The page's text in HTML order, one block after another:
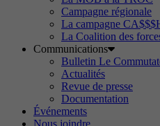
Campagne régionale
La campagne
La Coalition des
Communications
Bulletin Le
Actualités
Revue de presse
Documentation
Événements
Nous joindre